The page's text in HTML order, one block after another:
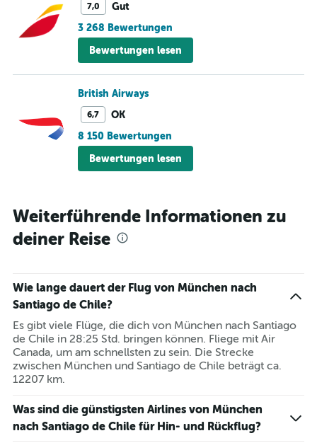
7,0
Gut
3 268 Bewertungen
Bewertungen lesen
British Airways
6,7
OK
8 150 Bewertungen
Bewertungen lesen
Weiterführende Informationen zu
deiner Reise
Wie lange dauert der Flug von München nach
Santiago de Chile?
Es gibt viele Flüge, die dich von München nach Santiago
de Chile in 28:25 Std. bringen können. Fliege mit Air
Canada, um am schnellsten zu sein. Die Strecke
zwischen München und Santiago de Chile beträgt ca.
12207 km.
Was sind die günstigsten Airlines von München
nach Santiago de Chile für Hin- und Rückflug?